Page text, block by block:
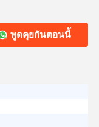
พูดคุยกันตอนนี้